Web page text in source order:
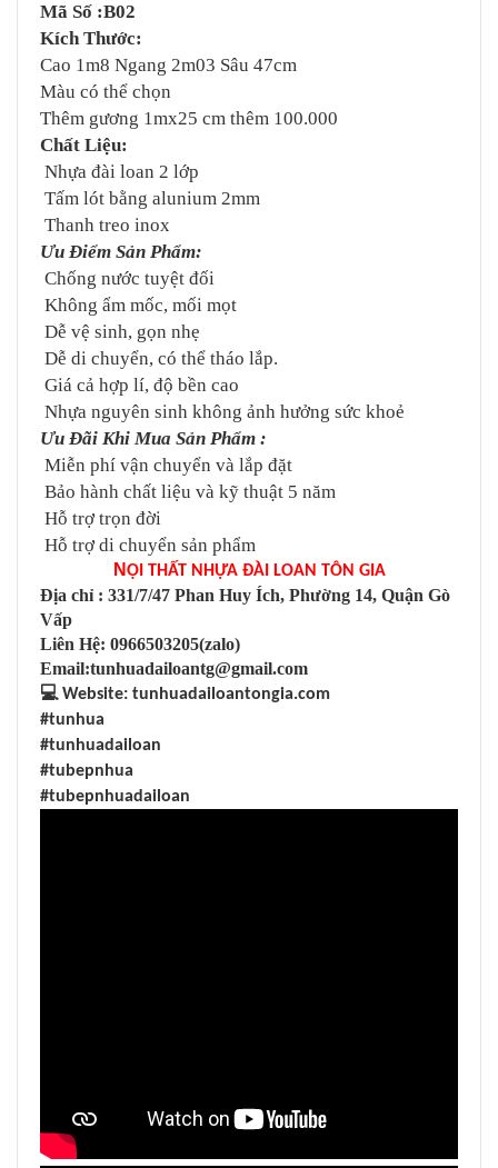
Mã Số :B02
Kích Thước:
Cao 1m8 Ngang 2m03 Sâu 47cm
Màu có thể chọn
Thêm gương 1mx25 cm thêm 100.000
Chất Liệu:
Nhựa đài loan 2 lớp
Tấm lót bằng alunium 2mm
Thanh treo inox
Ưu Điểm Sản Phẩm:
Chống nước tuyệt đối
Không ẩm mốc, mối mọt
Dễ vệ sinh, gọn nhẹ
Dễ di chuyển, có thể tháo lắp.
Giá cả hợp lí, độ bền cao
Nhựa nguyên sinh không ảnh hưởng sức khoẻ
Ưu Đãi Khi Mua Sản Phẩm :
Miễn phí vận chuyển và lắp đặt
Bảo hành chất liệu và kỹ thuật 5 năm
Hỗ trợ trọn đời
Hỗ trợ di chuyển sản phẩm
NỘI THẤT NHỰA ĐÀI LOAN TÔN GIA
Địa chỉ : 331/7/47 Phan Huy Ích, Phường 14, Quận Gò
Vấp
Liên Hệ: 0966503205(zalo)
Email:tunhuadailoantg@gmail.com
💻Website: tunhuadailoantongia.com
#tunhua
#tunhuadailoan
#tubepnhua
#tubepnhuadailoan